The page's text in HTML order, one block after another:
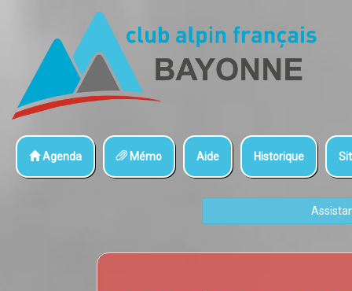
Agenda Mémo Aide Historique